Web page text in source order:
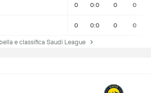
0 0:0 0 0
0 0:0 0 0
e classifica Saudi League